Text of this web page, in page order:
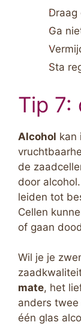
Draag
Ga
Sta
Tip 7:
Alcohol kan
de
door
leiden tot
Cellen
of gaan
Wil je je
mate, het
anders
één glas